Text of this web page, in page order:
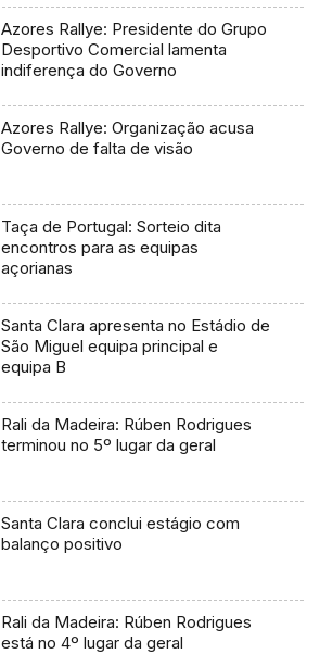
Azores Rallye: Presidente do Grupo
Desportivo Comercial lamenta
indiferença do Governo
Azores Rallye: Organização acusa
Governo de falta de visão
Taça de Portugal: Sorteio dita
encontros para as equipas
açorianas
Santa Clara apresenta no Estádio de
São Miguel equipa principal e
equipa B
Rali da Madeira: Rúben Rodrigues
terminou no 5º lugar da geral
Santa Clara conclui estágio com
balanço positivo
Rali da Madeira: Rúben Rodrigues
está no 4º lugar da geral